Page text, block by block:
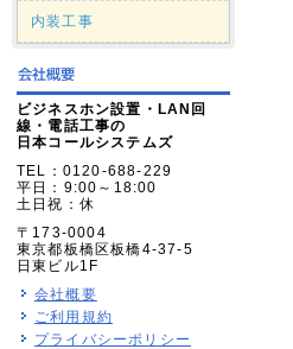
内装工事
ビジネスホン設置・LAN回
線・電話工事の
日本コールシステムズ
TEL：0120-688-229
平日：9:00～18:00
土日祝：休
〒173-0004
東京都板橋区板橋4-37-5
日東ビル1F
会社概要
ご利用規約
プライバシーポリシー